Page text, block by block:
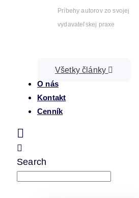
Príbehy autorov zo svojej
vydavateľskej praxe
Všetky články
O nás
Kontakt
Cenník
Search